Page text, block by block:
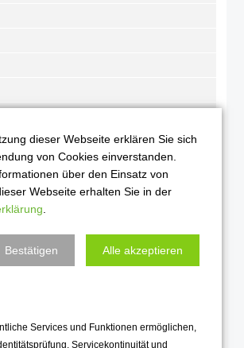
dieser Webseite erklären Sie sich
von Cookies einverstanden.
über den Einsatz von
Webseite erhalten Sie in der
Bestätigen Alle akzeptieren
Services und Funktionen ermöglichen,
Servicekontinuität und